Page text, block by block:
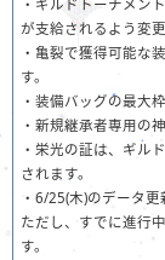
・ギルドトーナメン
が支給されるよう変更
・亀裂で獲得可能な
す。
・装備バッグの最大
・新規継承者専用の
・栄光の証は、ギル
されます。
・6/25(木)のデータ
ただし、すでに進行
す。